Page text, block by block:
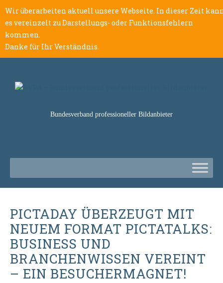
Wir überarbeiten aktuell unsere Webseite. In dieser Zeit
es vereinzelt zu Darstellungs- oder Funktionsfehlern
kommen.
Danke für Ihr Verständnis.
Bundesverband professioneller Bildanbieter
PICTADAY ÜBERZEUGT MIT
NEUEM FORMAT PICTATALKS:
BUSINESS UND
BRANCHENWISSEN VEREINT
– EIN BESUCHERMAGNET!